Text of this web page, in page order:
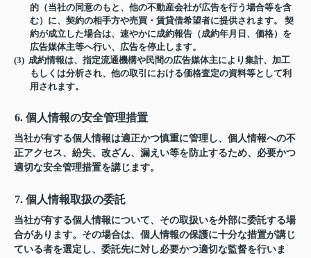
的（当社の同意のもと、他の不動産会社が広告を行う場合等を含
む）に、契約の相手方や売買・賃貸借希望者に提供されます。 契
約が成立した場合は、速やかに成約報告（成約年月日、価格）を
広告媒体主等へ行い、広告を停止します。
(3) 成約情報は、指定流通機構や民間の広告媒体主により集計、加工
もしくは分析され、他の取引における価格査定の資料等として利
用されます。
6. 個人情報の安全管理措置
当社が有する個人情報は適正かつ慎重に管理し、個人情報への不
正アクセス、紛失、改ざん、漏えい等を防止するため、必要かつ
適切な安全管理措置を講じます。
7. 個人情報取扱の委託
当社が有する個人情報について、その取扱いを外部に委託する場
合があります。その場合は、個人情報の保護に十分な措置が講じ
ている者を選定し、委託先に対し必要かつ適切な監督を行いま